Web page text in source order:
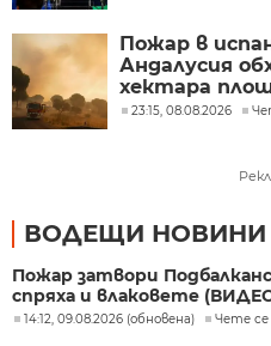
Пожар в
Андалусия
хектара
23:15, 08.08.2026
ВОДЕЩИ НОВИНИ
Пожар затвори
спряха и влаковете
14:12, 09.08.2026 (обновена) Чете се